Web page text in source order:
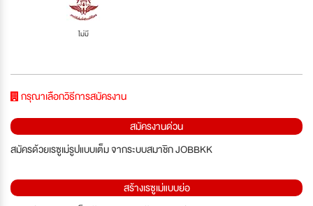
ไม่มี
กรุณาเลือกวิธีการสมัครงาน
สมัครงานด่วน
สมัครด้วยเรซูเม่รูปแบบเต็ม จากระบบสมาชิก JOBBKK
สร้างเรซูเม่แบบย่อ